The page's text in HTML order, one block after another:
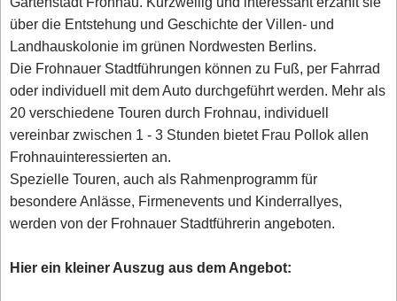
über die Entstehung und Geschichte der Villen- und
Landhauskolonie im grünen Nordwesten Berlins.
Die Frohnauer Stadtführungen können zu Fuß, per Fahrrad
oder individuell mit dem Auto durchgeführt werden. Mehr als
20 verschiedene Touren durch Frohnau, individuell
vereinbar zwischen 1 - 3 Stunden bietet Frau Pollok allen
Frohnauinteressierten an.
Spezielle Touren, auch als Rahmenprogramm für
besondere Anlässe, Firmenevents und Kinderrallyes,
werden von der Frohnauer Stadtführerin angeboten.
Hier ein kleiner Auszug aus dem Angebot: